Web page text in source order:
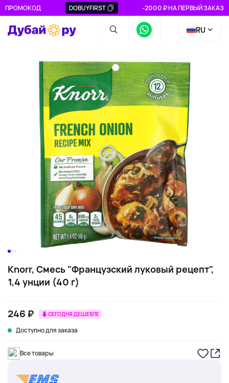
ПРОМОКОД DOBUYFIRST -2000 ₽ НА ПЕРВЫЙ ЗАКАЗ
RU
Knorr, Смесь "Французский луковый рецепт",
1,4 унции (40 г)
246 ₽ СЕГОДНЯ ДЕШЕВЛЕ
Доступно для заказа
Все товары